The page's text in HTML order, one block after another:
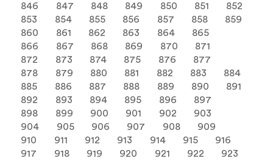
846
847 848 849 850 851
852
853
854 855 856 857 858
859
860
861 862 863 864
865
866
867 868 869 870
871
872
873 874 875 876
877
878
879 880 881 882 883
884
885
886 887 888 889 890
891
892
893 894 895 896
897
898
899 900 901 902
903
904
905 906 907 908
909
910
911 912 913 914 915
916
917
918 919 920 921 922
923